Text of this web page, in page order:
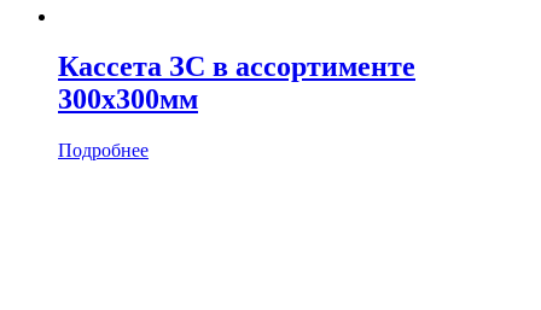
Кассета ЗС в ассортименте
300х300мм
Подробнее